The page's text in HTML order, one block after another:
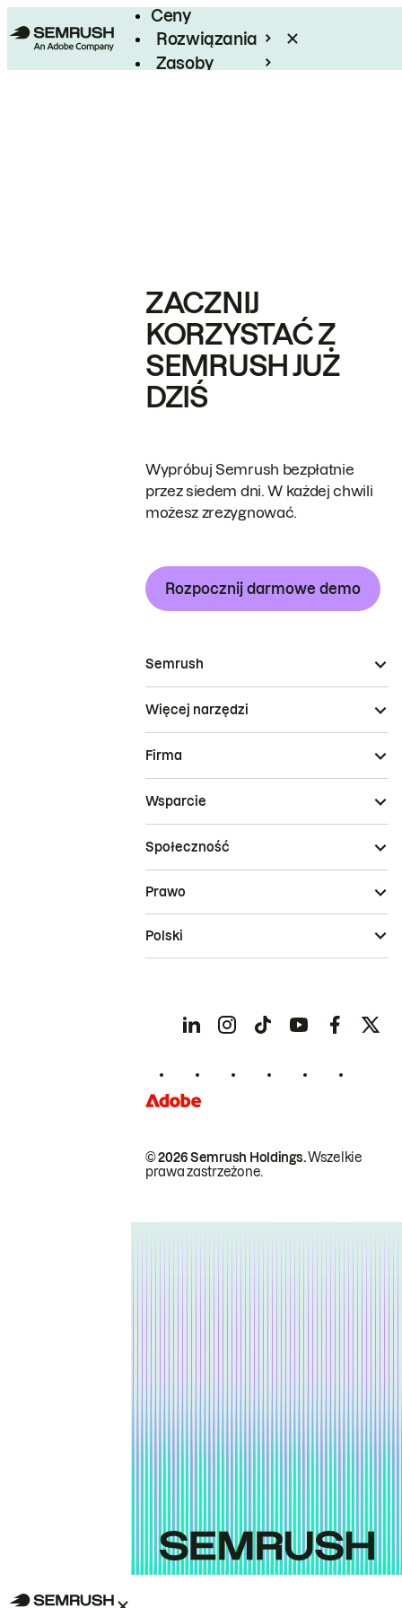
Ceny
Rozwiązania
Zasoby
ZACZNIJ
KORZYSTAĆ Z
SEMRUSH JUŻ
DZIŚ
Wypróbuj Semrush bezpłatnie
przez siedem dni. W każdej chwili
możesz zrezygnować.
Rozpocznij darmowe demo
Semrush
Więcej narzędzi
Firma
Wsparcie
Społeczność
© 2026 Semrush Holdings.Wszelkie
prawa zastrzeżone.
Prawo
Polski